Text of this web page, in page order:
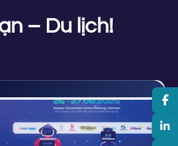
– Du lịch!